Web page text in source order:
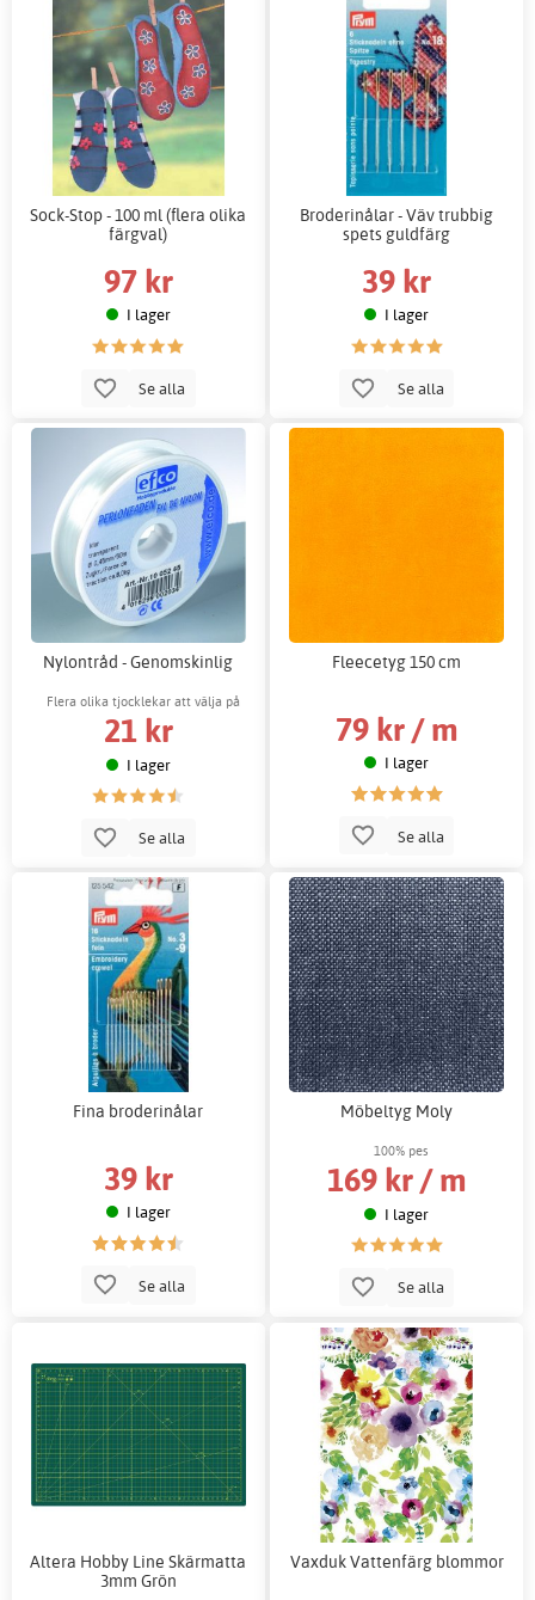
Sock-Stop - 100 ml (flera olika
färgval)
97 kr
I lager
Se alla
Broderinålar - Väv trubbig
spets guldfärg
39 kr
I lager
Se alla
Nylontråd - Genomskinlig
Flera olika tjocklekar att välja på
21 kr
I lager
Se alla
Fleecetyg 150 cm
79 kr / m
I lager
Se alla
Fina broderinålar
39 kr
I lager
Se alla
Möbeltyg Moly
100% pes
169 kr / m
I lager
Se alla
Altera Hobby Line Skärmatta
3mm Grön
Vaxduk Vattenfärg blommor